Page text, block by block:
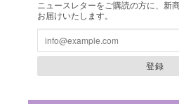
2018/10/08
ニュースレターをご購読の方に、新
お届けいたします。
登録